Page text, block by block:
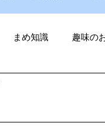
まめ知識 趣味の